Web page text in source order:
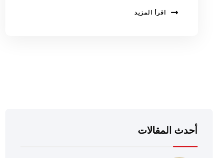
اقرأ المزيد
أحدث المقالات